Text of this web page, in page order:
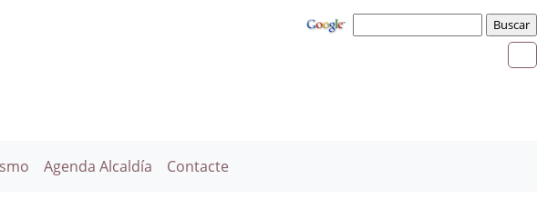
Agenda Alcaldía Contacte